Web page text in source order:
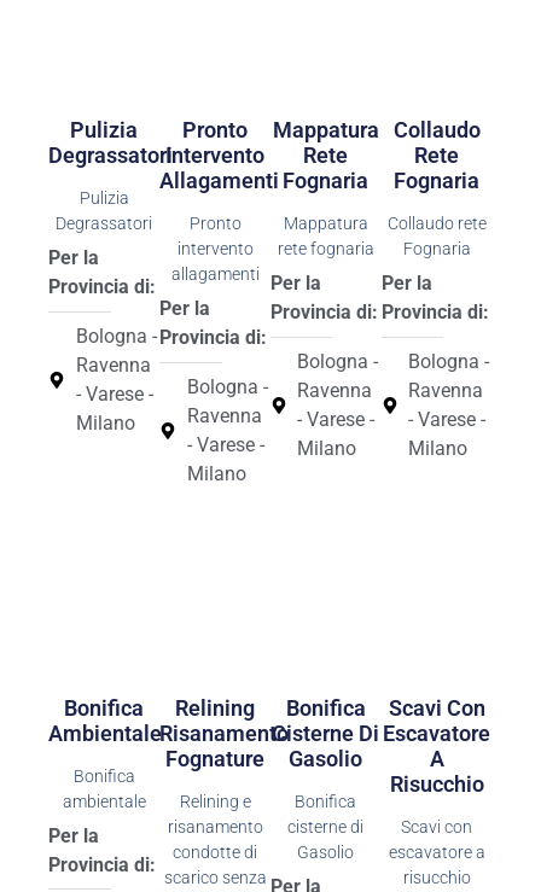
Pulizia
Degrassatori
Pulizia
Degrassatori
Per la
Provincia di:
Bologna -
Ravenna
- Varese -
Milano
Pronto
Intervento
Allagamenti
Pronto
intervento
allagamenti
Per la
Provincia di:
Bologna -
Ravenna
- Varese -
Milano
Mappatura
Rete
Fognaria
Mappatura
rete fognaria
Per la
Provincia di:
Bologna -
Ravenna
- Varese -
Milano
Collaudo
Rete
Fognaria
Collaudo rete
Fognaria
Per la
Provincia di:
Bologna -
Ravenna
- Varese -
Milano
Bonifica
Ambientale
Bonifica
ambientale
Per la
Provincia di:
Relining
Risanamento
Fognature
Relining e
risanamento
condotte di
scarico senza
Bonifica
Cisterne Di
Gasolio
Bonifica
cisterne di
Gasolio
Per la
Scavi Con
Escavatore
A
Risucchio
Scavi con
escavatore a
risucchio